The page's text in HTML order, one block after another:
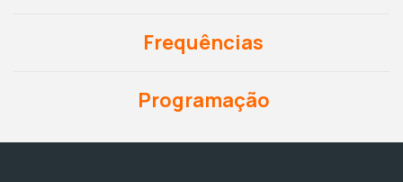
Frequências
Programação